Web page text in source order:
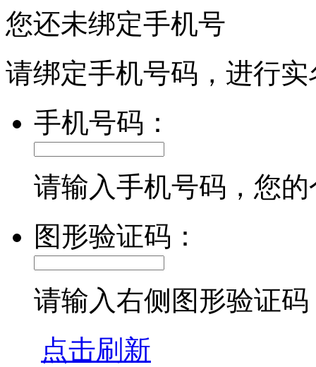
您还未绑定手机号
请绑定手机号码，进行
手机号码：
请输入手机号码，您
图形验证码：
请输入右侧图形验证码
点击刷新